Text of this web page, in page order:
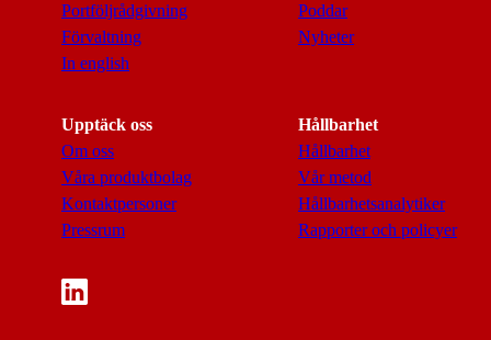
Portföljrådgivning
Förvaltning
In english
Poddar
Nyheter
Upptäck oss
Om oss
Våra produktbolag
Kontaktpersoner
Pressrum
Hållbarhet
Hållbarhet
Vår metod
Hållbarhetsanalytiker
Rapporter och policyer